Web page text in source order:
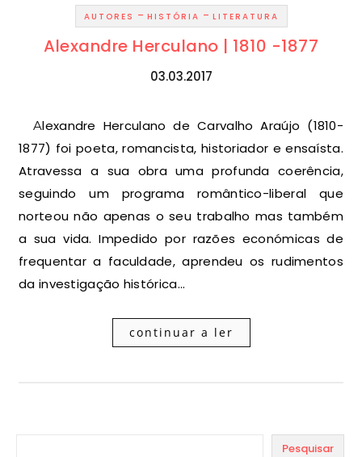
AUTORES - HISTÓRIA - LITERATURA
Alexandre Herculano | 1810 -1877
03.03.2017
Alexandre Herculano de Carvalho Araújo (1810-
1877) foi poeta, romancista, historiador e ensaísta.
Atravessa a sua obra uma profunda coerência,
seguindo um programa romântico-liberal que
norteou não apenas o seu trabalho mas também
a sua vida. Impedido por razões económicas de
frequentar a faculdade, aprendeu os rudimentos
da investigação histórica…
continuar a ler
Pesquisar